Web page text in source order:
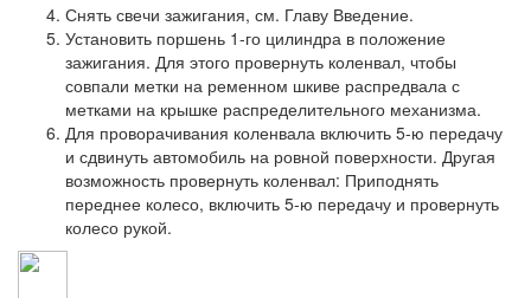
Снять свечи зажигания, см. Главу Введение.
Установить поршень 1-го цилиндра в положение
зажигания. Для этого провернуть коленвал, чтобы
совпали метки на ременном шкиве распредвала с
метками на крышке распределительного механизма.
Для проворачивания коленвала включить 5-ю передачу
и сдвинуть автомобиль на ровной поверхности. Другая
возможность провернуть коленвал: Приподнять
переднее колесо, включить 5-ю передачу и провернуть
колесо рукой.